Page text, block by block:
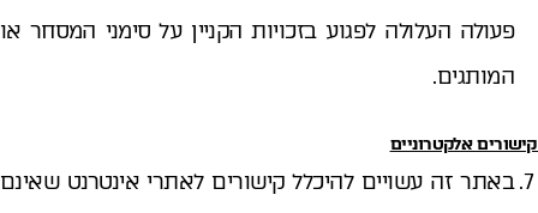
פעולה העלולה לפגוע בזכויות הקניין על סימני המסחר או
המותגים.
קישורים אלקטרוניים
באתר זה עשויים להיכלל קישורים לאתרי אינטרנט שאינם